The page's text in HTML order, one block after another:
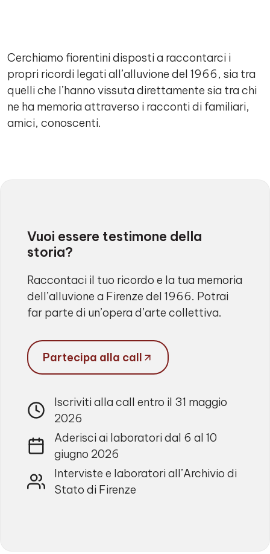
Cerchiamo fiorentini disposti a raccontarci i
propri ricordi legati all’alluvione del 1966, sia tra
quelli che l’hanno vissuta direttamente sia tra chi
ne ha memoria attraverso i racconti di familiari,
amici, conoscenti.
Vuoi essere testimone della
storia?
Raccontaci il tuo ricordo e la tua memoria
dell’alluvione a Firenze del 1966. Potrai
far parte di un’opera d’arte collettiva.
Partecipa alla call
Iscriviti alla call entro il 31 maggio
2026
Aderisci ai laboratori dal 6 al 10
giugno 2026
Interviste e laboratori all’Archivio di
Stato di Firenze